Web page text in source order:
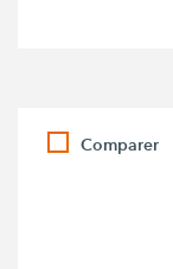
Comparer